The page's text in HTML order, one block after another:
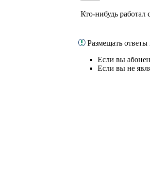
Кто-нибудь
Размещать ответы
Если вы
Если вы не